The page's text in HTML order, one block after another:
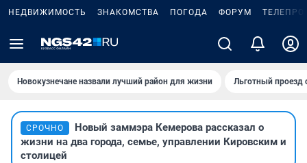
НЕДВИЖИМОСТЬ ЗНАКОМСТВА ПОГОДА ФОРУМ
Новокузнечане назвали лучший район для жизни Льготный проезд
СРОЧНО
Новый заммэра Кемерова рассказал о
жизни на два города, семье, управлении Кировским и
столицей